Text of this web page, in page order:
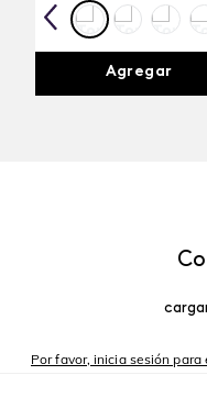
Agregar
Por favor, inicia sesión